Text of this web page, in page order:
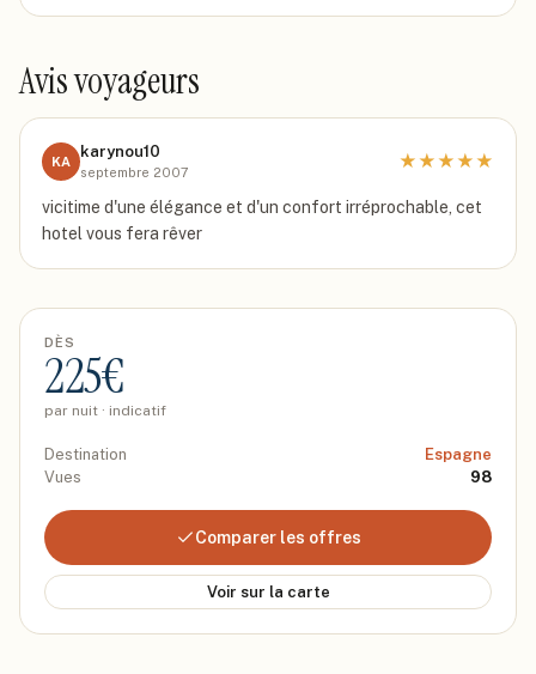
Avis voyageurs
KA
karynou10
septembre 2007
★★★★★
vicitime d'une élégance et d'un confort irréprochable, cet
hotel vous fera rêver
DÈS
225€
par nuit · indicatif
Destination
Espagne
Vues
98
Comparer les offres
Voir sur la carte